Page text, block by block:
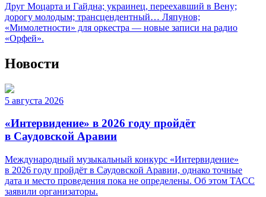
Друг Моцарта и Гайдна; украинец, переехавший в Вену;
дорогу молодым; трансцендентный… Ляпунов;
«Мимолетности» для оркестра — новые записи на радио
«Орфей».
Новости
5 августа 2026
«Интервидение» в 2026 году пройдёт
в Саудовской Аравии
Международный музыкальный конкурс «Интервидение»
в 2026 году пройдёт в Саудовской Аравии, однако точные
дата и место проведения пока не определены. Об этом ТАСС
заявили организаторы.